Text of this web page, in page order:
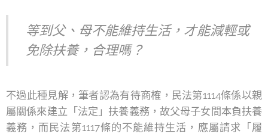
等到父、母不能維持生活，才能減輕或
免除扶養，合理嗎？
不過此種見解，筆者認為有待商榷，民法第1114條係以親
屬關係來建立「法定」扶養義務，故父母子女間本負扶養
義務，而民法第1117條的不能維持生活，應屬請求「履